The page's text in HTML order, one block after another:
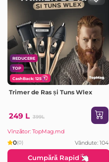
REDUCERE
TOP
CashBack: 125
Trimer de Ras și Tuns Wlex
249 L 399L
Vînzător: TopMag.md
0(0) Vândute: 104
Cumpără Rapid